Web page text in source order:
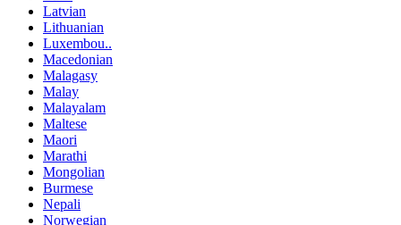
Latvian
Lithuanian
Luxembou..
Macedonian
Malagasy
Malay
Malayalam
Maltese
Maori
Marathi
Mongolian
Burmese
Nepali
Norwegian